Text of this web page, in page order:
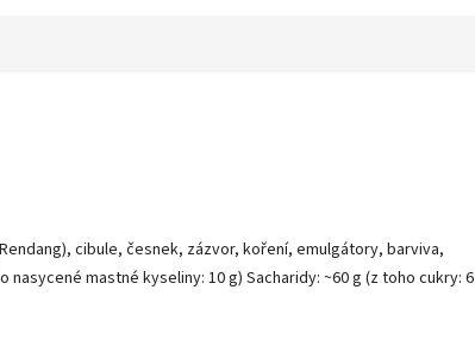
cibule, česnek, zázvor, koření, emulgátory, barviva,
nasycené mastné kyseliny: 10 g) Sacharidy: ~60 g (z toho cukry: 6